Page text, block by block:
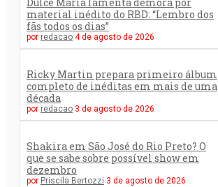
material inédito do RBD: “Lembro dos
fãs todos os dias”
por redacao 4 de agosto de 2026
Ricky Martin prepara primeiro álbum
completo de inéditas em mais de uma
década
por redacao 3 de agosto de 2026
Shakira em São José do Rio Preto? O
que se sabe sobre possível show em
dezembro
por Priscila Bertozzi 3 de agosto de 2026